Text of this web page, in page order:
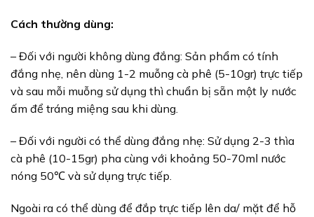
Cách thường dùng:
– Đối với người không dùng đắng: Sản phẩm có tính
đắng nhẹ, nên dùng 1-2 muỗng cà phê (5-10gr) trực tiếp
và sau mỗi muỗng sử dụng thì chuẩn bị sẵn một ly nước
ấm để tráng miệng sau khi dùng.
– Đối với người có thể dùng đắng nhẹ: Sử dụng 2-3 thìa
cà phê (10-15gr) pha cùng với khoảng 50-70ml nước
nóng 50℃ và sử dụng trực tiếp.
Ngoài ra có thể dùng để đắp trực tiếp lên da/ mặt để hỗ